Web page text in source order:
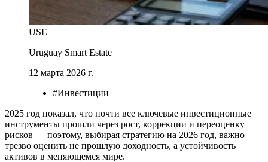
USE
Uruguay Smart Estate
12 марта 2026 г.
#Инвестиции
2025 год показал, что почти все ключевые инвестиционные
инструменты прошли через рост, коррекции и переоценку
рисков — поэтому, выбирая стратегию на 2026 год, важно
трезво оценить не прошлую доходность, а устойчивость
активов в меняющемся мире.